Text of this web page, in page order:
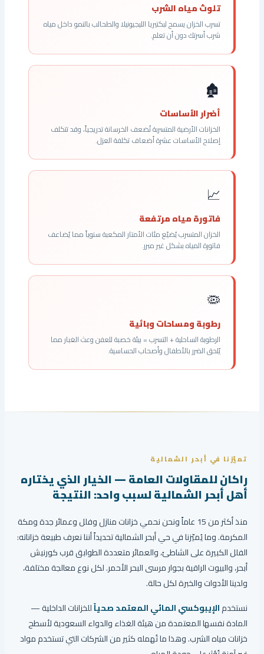
تلوث مياه الشرب
تسرب الخزان يسمح لبكتيريا الليجيونيلا والطحالب بالنمو داخل مياه
شرب أسرتك دون أن تعلم.
🏚️
أضرار الأساسات
الخزانات الأرضية المتسربة تُضعف الخرسانة تدريجياً، وقد تتكلف
إصلاح الأساسات عشرة أضعاف تكلفة العزل.
📈
فاتورة مياه مرتفعة
الخزان المتسرب يُضيّع مئات الأمتار المكعبة سنوياً مما يُضاعف
فاتورة المياه بشكل غير مبرر.
🦠
رطوبة ومساحات وبائية
الرطوبة الساحلية + التسرب = بيئة خصبة للعفن وعث الغبار مما
يُلحق الضرر بالأطفال وأصحاب الحساسية.
تميّزنا في أبحر الشمالية
راكان للمقاولات العامة — الخيار الذي يختاره
أهل أبحر الشمالية لسبب واحد: النتيجة
منذ أكثر من 15 عاماً ونحن نحمي خزانات منازل وفلل وعمائر جدة ومكة
المكرمة. وما يُميّزنا في حي أبحر الشمالية تحديداً أننا نعرف طبيعة خزاناته:
الفلل الكبيرة على الشاطئ، والعمائر متعددة الطوابق قرب كورنيش
أبحر، والبيوت الراقية بجوار مرسى البحر الأحمر. لكل نوع معالجة مختلفة،
ولدينا الأدوات والخبرة لكل حالة.
نستخدمالإيبوكسي المائي المعتمد صحياًللخزانات الداخلية —
المادة نفسها المعتمدة من هيئة الغذاء والدواء السعودية لأسطح
خزانات مياه الشرب. وهذا ما تُهمله كثير من الشركات التي تستخدم مواد